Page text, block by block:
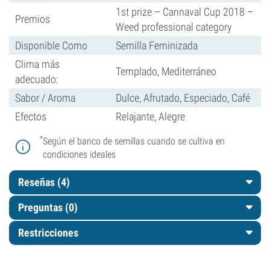
Premios
1st prize – Cannaval Cup 2018 –
Weed professional category
Disponible Como
Semilla Feminizada
Clima más
adecuado:
Templado, Mediterráneo
Sabor / Aroma
Dulce, Afrutado, Especiado, Café
Efectos
Relajante, Alegre
*Según el banco de semillas cuando se cultiva en
condiciones ideales
Reseñas (4)
Preguntas (0)
Restricciones